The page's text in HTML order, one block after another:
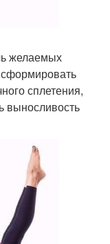
желаемых
сформировать
сплетения,
выносливость